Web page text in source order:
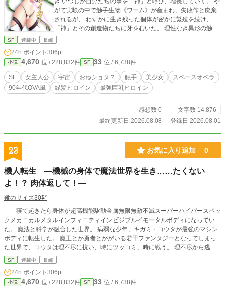
がて実験の中で触手生物《ワーム》が産まれ、失敗作と廃棄
されるが、 わずかに生き残った個体が密かに繁殖を続け、
「神」とその創造物たちに牙をむいた。 理性なき異形の触手
生物《ワーム》は星々に潜み、襲い、喰らい、交配によって
戦士たち「ワームブレイカー」が生まれた。 それから千数年
後―― 触手生物《ワーム》は今も星々で人々を襲い続けてい
る。 そんな絶望の時代に突如現れた、紫色の艶やかな光の刃
を振るう少女。 ニーハイブーツにスリングショット水着のよ
うな服 ふくらはぎまで伸びるエメラルドグリーンの髪を二房
本名は「メルディア・アンジェリス・ミルーカ」 絶滅して伝
説と化した種族《カトレア人古代種》の末裔であり、 失われ
能力を併せ持つ、幼さとセクシーさが同居した自由すぎるヒ
かで、誰かの笑顔を守るために触手生物《ワーム》との終わ
る事のない戦いに身を投じるのだった。 ＊表紙画像はskebに
SF 連載中 長編
24h.ポイント 306pt
小説 4,670 位 / 228,832件 SF 33 位 / 6,738件
SF 女主人公 宇宙 おねショタ？ 触手 美少女
スペースオペラ
90年代OVA風
緑髪ヒロイン 最強巨乳ヒロイン
感想数 0
文字数 14,876
最終更新日 2026.08.08
登録日 2026.08.01
23 お気に入り追加 0
機人転生 ―機械の身体で魔法世界を生き……たくない
よ！？ 肉体返して！―
靴のサイズ30㌢
――寝て起きたら身体が超高機能駆動金属無限無敵不滅スーパーハイパースペッ
クメカニカルメタルインフィニティインビジブルイモータルボディになってい
た。 魔法と科学が融合した世界。 病弱な少年、キガミ・コウタが最強のマシン
ボディに転生した。 魔王とか勇者とかがいる若干ファンタジーとなってしまっ
た世界で、コウタは理不尽に抗い、時にツッコミ、時に戦う。 理不尽から逃げ
るべく、コウタが人間の身体を取り戻すまでをコメディチックに描くサイエン
ス・ファンタジーバトル。
SF 連載中 長編
24h.ポイント 306pt
小説 4,670 位 / 228,832件 SF 33 位 / 6,738件